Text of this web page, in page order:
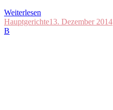
Weiterlesen
Hauptgerichte13. Dezember 2014
B